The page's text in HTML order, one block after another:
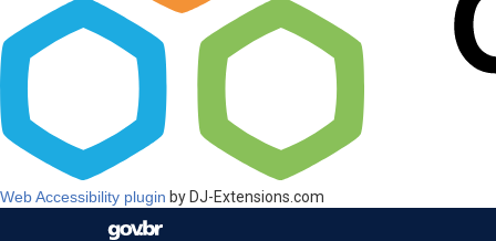
Web Accessibility plugin by DJ-Extensions.com